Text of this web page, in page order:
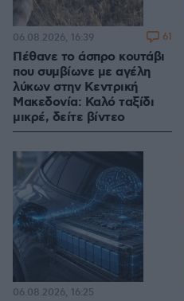
Πέθανε το άσπρο κουτάβι
που συμβίωνε με αγέλη
λύκων στην Κεντρική
Μακεδονία: Καλό ταξίδι
μικρέ, δείτε βίντεο
06.08.2026, 16:39 61
06.08.2026, 16:25